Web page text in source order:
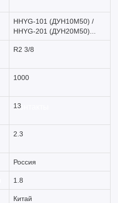
Контакты
HHYG-101 (ДУН10М50) /
HHYG-201 (ДУН20М50)...
R2 3/8
1000
13
2.3
Россия
1.8
Китай